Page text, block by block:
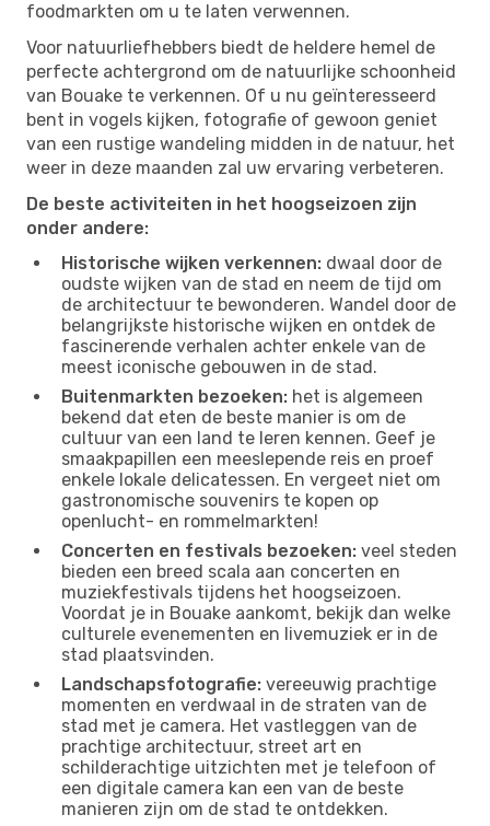
foodmarkten om u te laten verwennen.
Voor natuurliefhebbers biedt de heldere hemel de
perfecte achtergrond om de natuurlijke schoonheid
van Bouake te verkennen. Of u nu geïnteresseerd
bent in vogels kijken, fotografie of gewoon geniet
van een rustige wandeling midden in de natuur, het
weer in deze maanden zal uw ervaring verbeteren.
De beste activiteiten in het hoogseizoen zijn
onder andere:
Historische wijken verkennen: dwaal door de
oudste wijken van de stad en neem de tijd om
de architectuur te bewonderen. Wandel door de
belangrijkste historische wijken en ontdek de
fascinerende verhalen achter enkele van de
meest iconische gebouwen in de stad.
Buitenmarkten bezoeken: het is algemeen
bekend dat eten de beste manier is om de
cultuur van een land te leren kennen. Geef je
smaakpapillen een meeslepende reis en proef
enkele lokale delicatessen. En vergeet niet om
gastronomische souvenirs te kopen op
openlucht- en rommelmarkten!
Concerten en festivals bezoeken: veel steden
bieden een breed scala aan concerten en
muziekfestivals tijdens het hoogseizoen.
Voordat je in Bouake aankomt, bekijk dan welke
culturele evenementen en livemuziek er in de
stad plaatsvinden.
Landschapsfotografie: vereeuwig prachtige
momenten en verdwaal in de straten van de
stad met je camera. Het vastleggen van de
prachtige architectuur, street art en
schilderachtige uitzichten met je telefoon of
een digitale camera kan een van de beste
manieren zijn om de stad te ontdekken.